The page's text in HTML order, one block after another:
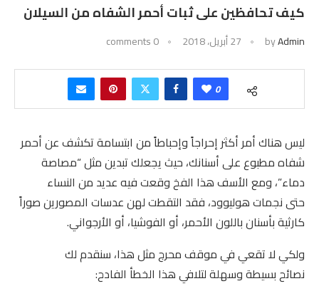
كيف تحافظين على ثبات أحمر الشفاه من السيلان
byAdmin 27 أبريل، 2018 0 comments
0
ليس هناك أمر أكثر إحراجاً وإحباطاً من ابتسامة تكشف عن أحمر
شفاه مطبوع على أسنانك، حيث يجعلك تبدين مثل “مصاصة
دماء”، ومع الأسف هذا الفخ وقعت فيه عديد من النساء
حتى نجمات هوليوود، فقد التقطت لهن عدسات المصورين صوراً
كارثية بأسنان باللون الأحمر، أو الفوشيا، أو الأرجواني.
ولكي لا تقعي في موقف محرج مثل هذا، سنقدم لك
نصائح بسيطة وسهلة لتلافي هذا الخطأ الفادح: